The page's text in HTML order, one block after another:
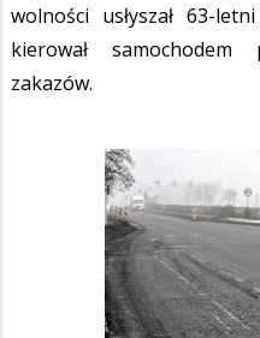
wolności usłyszał 63-
kierował
zakazów.